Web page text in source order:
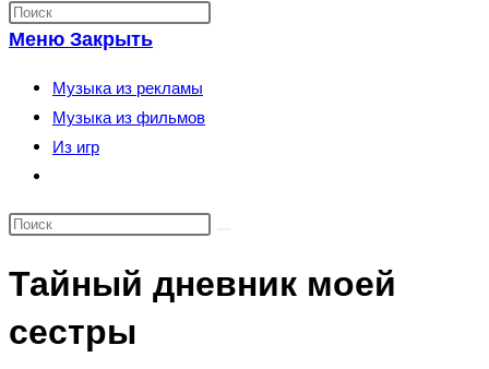
по
веб-
сайту
Меню Закрыть
Музыка из рекламы
Музыка из фильмов
Из игр
по
сайту
Тайный дневник моей
сестры